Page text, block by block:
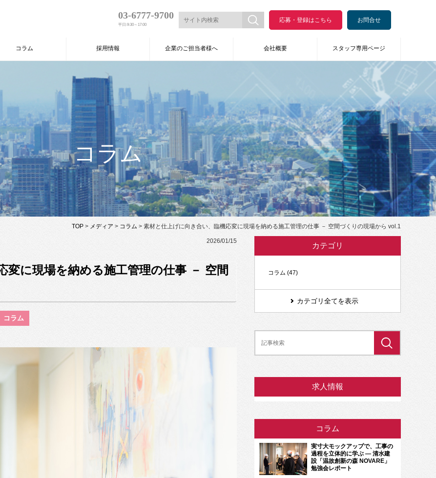
03-6777-9700
平日:9:30～17:00
応募・登録はこちら お問合せ
コラム 採用情報 企業のご担当者様へ 会社概要 スタッフ専用ページ
コラム
TOP > メディア > コラム > 素材と仕上げに向き合い、臨機応変に現場を納める施工管理の仕事 － 空間づくりの現場から vol.1
2026/01/15
変に現場を納める施工管理の仕事 － 空間
コラム
カテゴリ
コラム (47)
カテゴリ全てを表示
求人情報
コラム
実寸大モックアップで、工事の
過程を立体的に学ぶ ― 清水建
設「温故創新の森 NOVARE」
勉強会レポート